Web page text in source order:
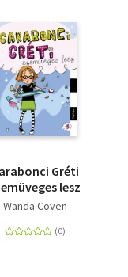
Gréti
lesz
Wanda Coven